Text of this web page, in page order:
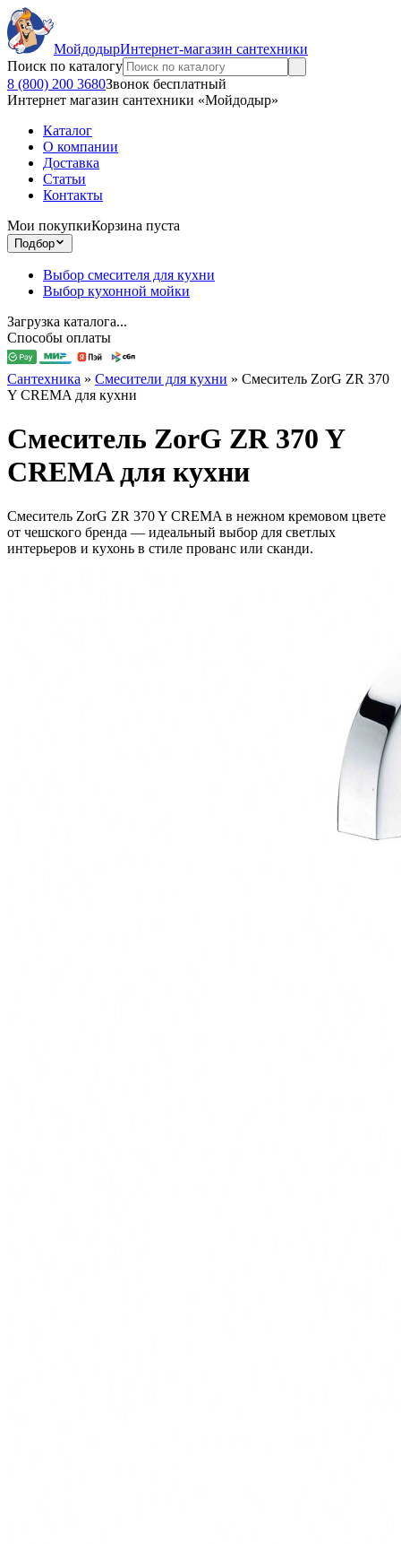
МойдодырИнтернет-магазин сантехники
Поиск по каталогу
8 (800) 200 3680Звонок бесплатный
Интернет магазин сантехники «Мойдодыр»
Каталог
О компании
Доставка
Статьи
Контакты
Мои покупкиКорзина пуста
Подбор
Выбор смесителя для кухни
Выбор кухонной мойки
Загрузка каталога...
Способы оплаты
Сантехника » Смесители для кухни » Смеситель ZorG ZR 370
Y CREMA для кухни
Смеситель ZorG ZR 370 Y
CREMA для кухни
Смеситель ZorG ZR 370 Y CREMA в нежном кремовом цвете
от чешского бренда — идеальный выбор для светлых
интерьеров и кухонь в стиле прованс или сканди.